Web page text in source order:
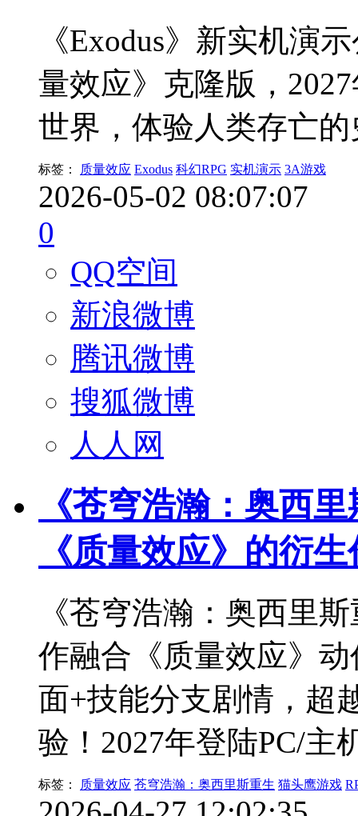
《Exodus》新实机演
量效应》克隆版，
世界，体验人类存亡
标签： 质量效应 Exodus 科幻RPG 实机演示 3A游戏
2026-05-02 08:07:07
0
QQ空间
新浪微博
腾讯微博
搜狐微博
人人网
《苍穹浩瀚：奥西
《质量效应》的衍生
《苍穹浩瀚：奥西里
作融合《质量效应》
面+技能分支剧情，超
验！2027年登陆PC/主
标签： 质量效应 苍穹浩瀚：奥西里斯重生 猫头鹰游戏